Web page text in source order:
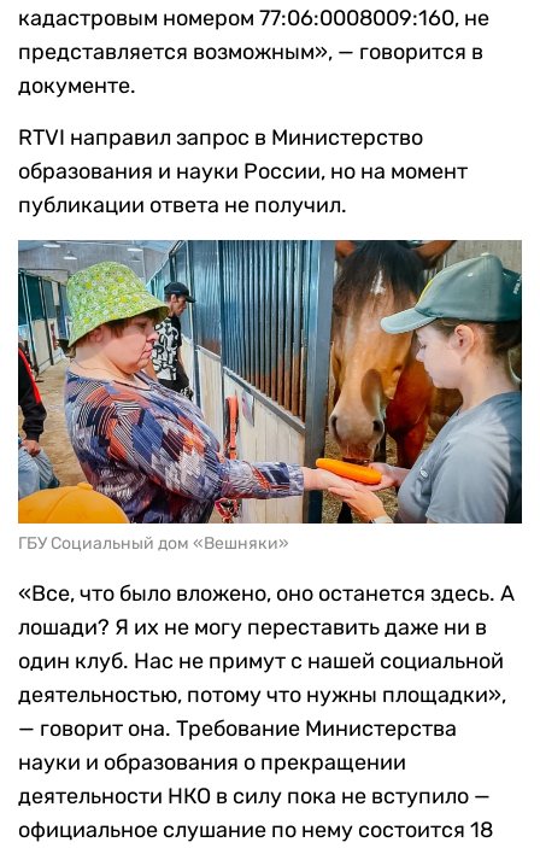
кадастровым номером 77:06:0008009:160, не
представляется возможным», — говорится в
документе.
RTVI направил запрос в Министерство
образования и науки России, но на момент
публикации ответа не получил.
ГБУ Социальный дом «Вешняки»
«Все, что было вложено, оно останется здесь. А
лошади? Я их не могу переставить даже ни в
один клуб. Нас не примут с нашей социальной
деятельностью, потому что нужны площадки»,
— говорит она. Требование Министерства
науки и образования о прекращении
деятельности НКО в силу пока не вступило —
официальное слушание по нему состоится 18